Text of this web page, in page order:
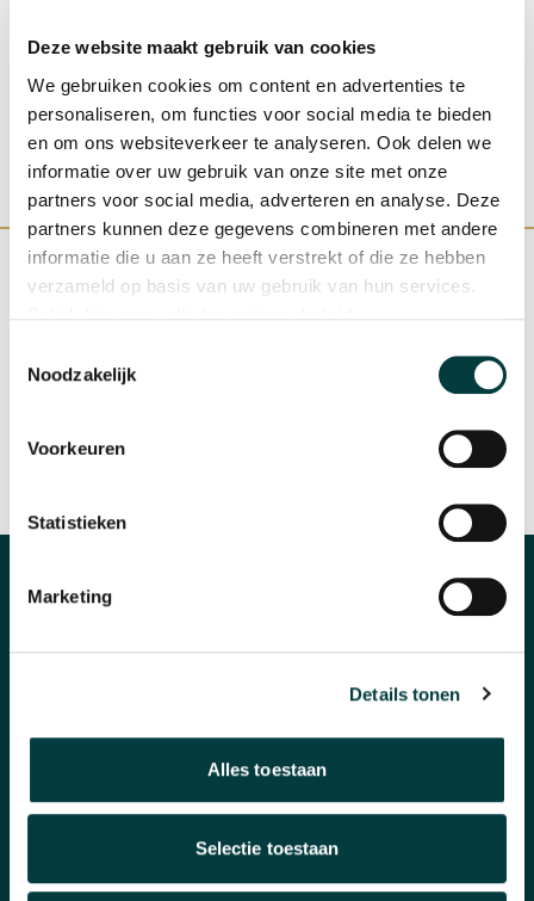
Deze website maakt gebruik van cookies
We gebruiken cookies om content en advertenties te
personaliseren, om functies voor social media te bieden
en om ons websiteverkeer te analyseren. Ook delen we
informatie over uw gebruik van onze site met onze
partners voor social media, adverteren en analyse. Deze
partners kunnen deze gegevens combineren met andere
informatie die u aan ze heeft verstrekt of die ze hebben
verzameld op basis van uw gebruik van hun services.
Noodzakelijk
Voorkeuren
Statistieken
Marketing
Details tonen
Alles toestaan
Selectie toestaan
CATEGORIEËN
Horloges
Pre-Owned